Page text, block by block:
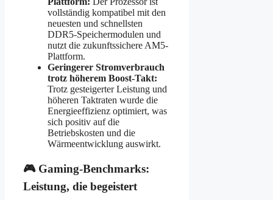
vollständig kompatibel mit den
neuesten und schnellsten
DDR5-Speichermodulen und
nutzt die zukunftssichere AM5-
Plattform.
Geringerer Stromverbrauch
trotz höherem Boost-Takt:
Trotz gesteigerter Leistung und
höheren Taktraten wurde die
Energieeffizienz optimiert, was
sich positiv auf die
Betriebskosten und die
Wärmeentwicklung auswirkt.
🎮 Gaming-Benchmarks:
Leistung, die begeistert